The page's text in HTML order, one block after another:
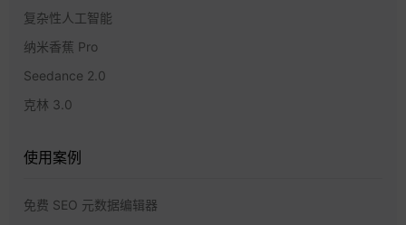
复杂性人工智能
纳米香蕉 Pro
Seedance 2.0
克林 3.0
使用案例
免费 SEO 元数据编辑器